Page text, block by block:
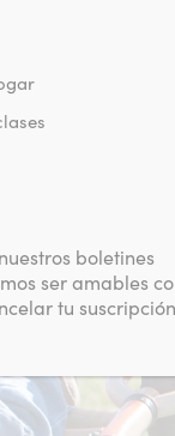
boletines
ser amables
tu